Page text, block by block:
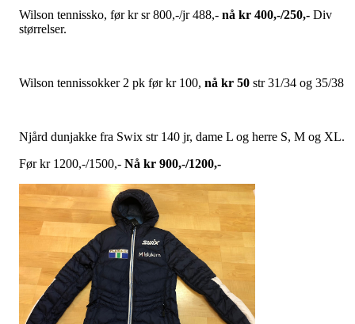
Wilson tennissko, før kr sr 800,-/jr 488,- nå kr 400,-/250,- Div
størrelser.
Wilson tennissokker 2 pk før kr 100, nå kr 50 str 31/34 og 35/38
Njård dunjakke fra Swix str 140 jr, dame L og herre S, M og XL.
Før kr 1200,-/1500,- Nå kr 900,-/1200,-